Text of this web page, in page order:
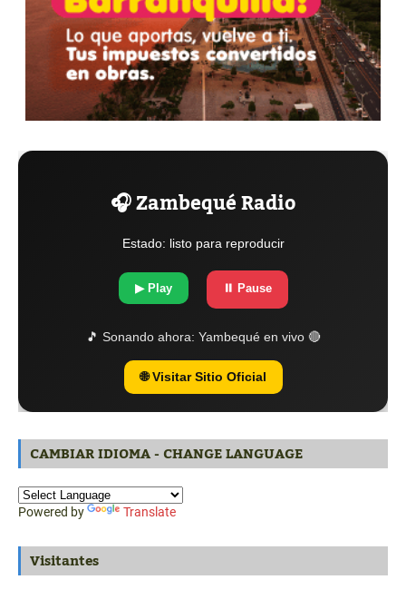
🎧 Zambequé Radio
Estado: listo para reproducir
▶ Play ⏸ Pause
🎵 Sonando ahora: Yambequé en vivo 🔴
🌐 Visitar Sitio Oficial
CAMBIAR IDIOMA - CHANGE LANGUAGE
Powered by Translate
Visitantes